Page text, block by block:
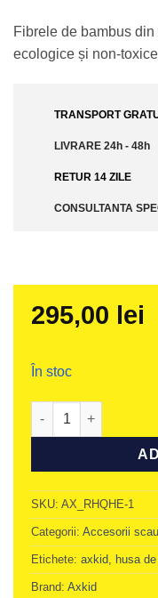
Fibrele de bambus
ecologice și non-
TRANSPORT
LIVRARE 24h - 48h
RETUR 14 ZILE
CONSULTANTA
295,00 lei
În stoc
Cantitate Husa de
SKU: AX_RHQHE-1
Categorii: Accesorii
Etichete: axkid husa
Brand: Axkid